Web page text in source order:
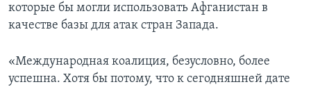
которые бы могли использовать Афганистан в
качестве базы для атак стран Запада.
«Международная коалиция, безусловно, более
успешна. Хотя бы потому, что к сегодняшней дате